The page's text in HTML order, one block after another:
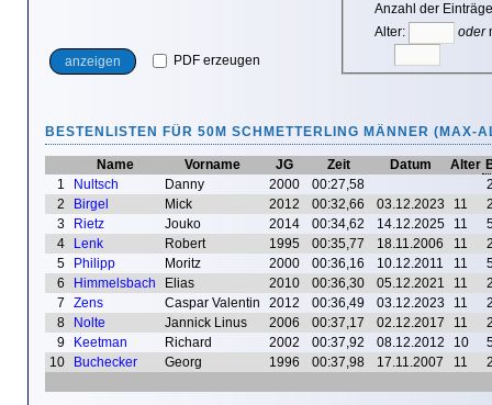
Anzahl der
Alter:
oder
PDF erzeugen
BESTENLISTEN FÜR 50M SCHMETTERLING MÄNNER (MAX-
Name Vorname JG Zeit Datum Alter
1
Nultsch Danny 2000 00:27,58
2
Birgel Mick 2012 00:32,66 03.12.2023 11
3
Rietz Jouko 2014 00:34,62 14.12.2025 11
4
Lenk Robert 1995 00:35,77 18.11.2006 11
5
Philipp Moritz 2000 00:36,16 10.12.2011 11
6
Himmelsbach Elias 2010 00:36,30 05.12.2021 11
7
Zens Caspar Valentin 2012 00:36,49 03.12.2023 11
8
Nolte Jannick Linus 2006 00:37,17 02.12.2017 11
9
Keetman Richard 2002 00:37,92 08.12.2012 10
10
Buchecker Georg 1996 00:37,98 17.11.2007 11